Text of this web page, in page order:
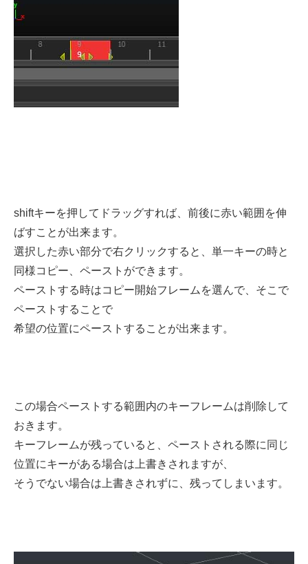
shiftキーを押してドラッグすれば、前後に赤い範囲を伸
ばすことが出来ます。
選択した赤い部分で右クリックすると、単一キーの時と
同様コピー、ペーストができます。
ペーストする時はコピー開始フレームを選んで、そこで
ペーストすることで
希望の位置にペーストすることが出来ます。
この場合ペーストする範囲内のキーフレームは削除して
おきます。
キーフレームが残っていると、ペーストされる際に同じ
位置にキーがある場合は上書きされますが、
そうでない場合は上書きされずに、残ってしまいます。